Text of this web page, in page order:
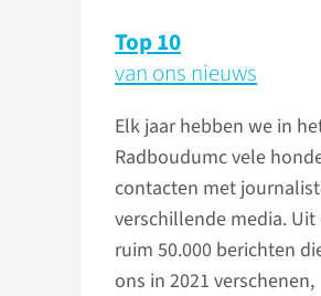
Top 10
van ons nieuws
Elk jaar hebben we in
Radboudumc vele
contacten met
verschillende media. Uit
ruim 50.000 berichten
ons in 2021 verschenen,